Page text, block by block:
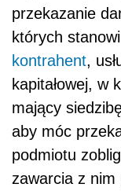
przekazanie
których
kontrahent,
kapitałowej, w
mający
aby móc
podmiotu
zawarcia z nim